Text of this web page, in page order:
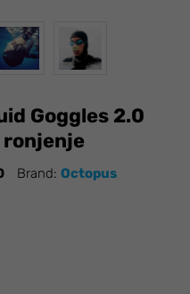
Goggles 2.0
ronjenje
Brand: Octopus